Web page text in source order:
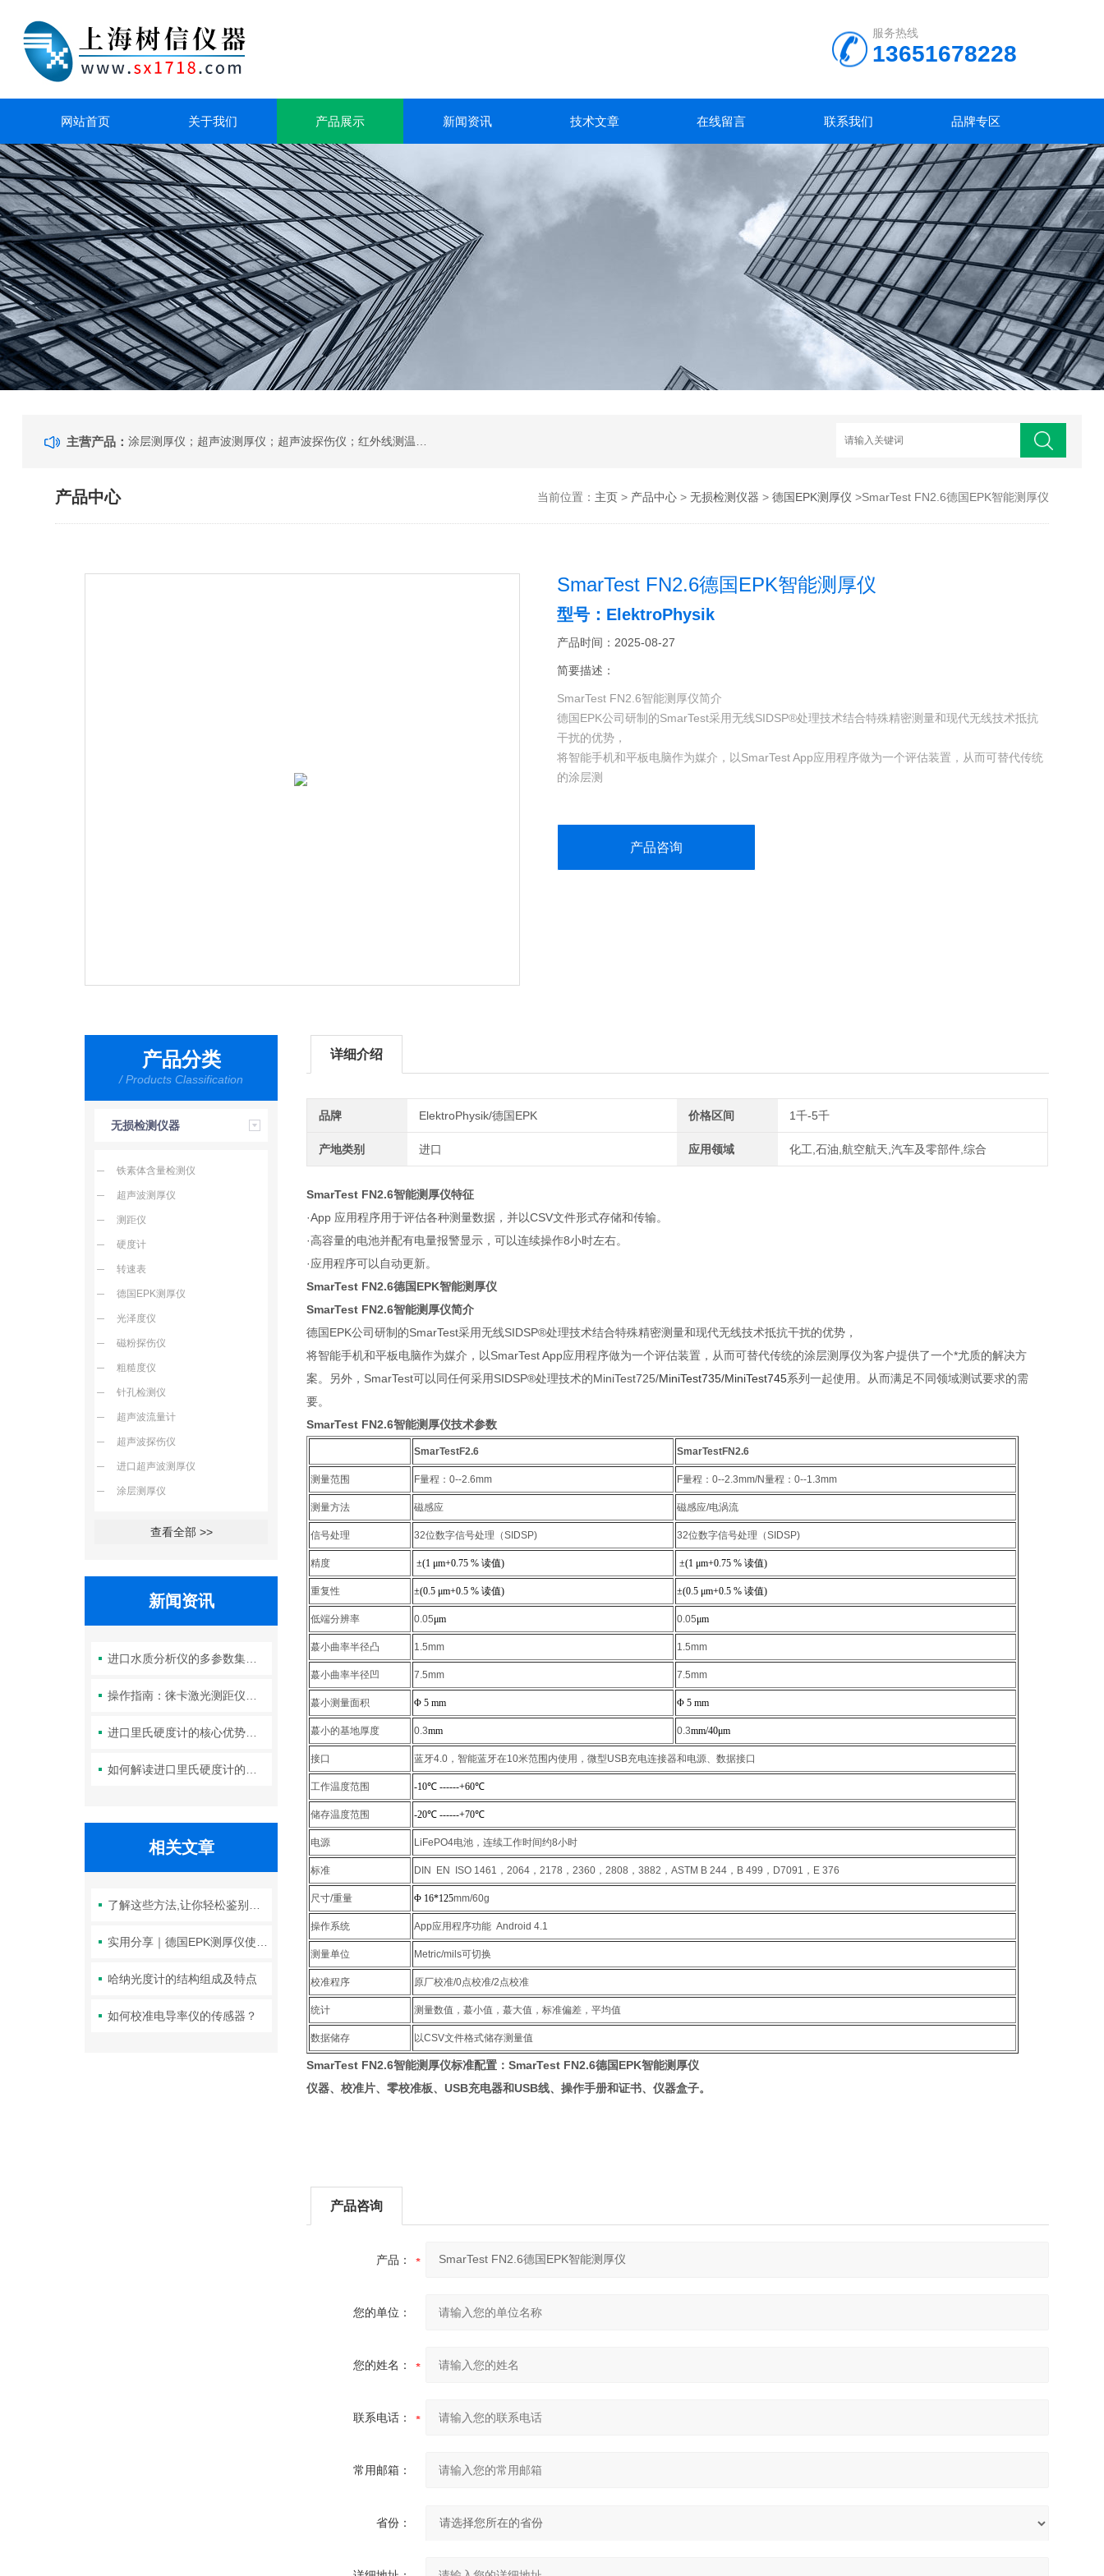
服务热线
13651678228
网站首页 关于我们 产品展示 新闻资讯 技术文章 在线留言 联系我们 品牌专区
主营产品：
产品中心 当前位置： 主页> 产品中心> 无损检测仪器 > 德国EPK测厚仪 >SmarTest FN2.6德国EPK智能测厚仪
SmarTest FN2.6德国EPK智能测厚仪
型号：ElektroPhysik
产品时间：2025-08-27
简要描述：
SmarTest FN2.6智能测厚仪简介
德国EPK公司研制的SmarTest采用无线SIDSP®处理技术结合特殊精密测量和现代无线技术抵抗
干扰的优势，
将智能手机和平板电脑作为媒介，以SmarTest App应用程序做为一个评估装置，从而可替代传统
的涂层测
产品咨询
产品分类
/ Products Classification
无损检测仪器
铁素体含量检测仪
超声波测厚仪
测距仪
硬度计
转速表
德国EPK测厚仪
光泽度仪
磁粉探伤仪
粗糙度仪
针孔检测仪
超声波流量计
超声波探伤仪
进口超声波测厚仪
涂层测厚仪
查看全部 >>
新闻资讯
进口水质分析仪的多参数集成检测技术与系统维护策略
进口里氏硬度计的核心优势：精度、耐用性与多功能性
相关文章
哈纳光度计的结构组成及特点
如何校准电导率仪的传感器？
详细介绍
品牌 ElektroPhysik/德国EPK 价格区间 1千-5千
产地类别 进口 应用领域 化工,石油,航空航天,汽车及零部件,综合
SmarTest FN2.6智能测厚仪特征
·App 应用程序用于评估各种测量数据，并以CSV文件形式存储和传输。
·高容量的电池并配有电量报警显示，可以连续操作8小时左右。
·应用程序可以自动更新。
SmarTest FN2.6德国EPK智能测厚仪
SmarTest FN2.6智能测厚仪简介
德国EPK公司研制的SmarTest采用无线SIDSP®处理技术结合特殊精密测量和现代无线技术抵抗干扰的优势，
将智能手机和平板电脑作为媒介，以SmarTest App应用程序做为一个评估装置，从而可替代传统的涂层测厚仪为客户提供了一个*尤质的解决方
案。另外，SmarTest可以同任何采用SIDSP®处理技术的MiniTest725/MiniTest735/MiniTest745系列一起使用。从而满足不同领域测试要求的需
要。
SmarTest FN2.6智能测厚仪技术参数
SmarTestF2.6 SmarTestFN2.6
测量范围 F量程：0--2.6mm F量程：0--2.3mm/N量程：0--1.3mm
测量方法 磁感应 磁感应/电涡流
信号处理 32位数字信号处理（SIDSP) 32位数字信号处理（SIDSP)
精度 ±(1 μm+0.75 %读值) ±(1 μm+0.75 %读值)
重复性 ±(0.5 μm+0.5 %读值) ±(0.5 μm+0.5 %读值)
低端分辨率 0.05μm 0.05μm
蕞小曲率半径凸 1.5mm 1.5mm
蕞小曲率半径凹 7.5mm 7.5mm
蕞小测量面积 Φ 5 mm Φ 5 mm
蕞小的基地厚度 0.3mm 0.3mm/40μm
接口 蓝牙4.0，智能蓝牙在10米范围内使用，微型USB充电连接器和电源、数据接口
工作温度范围 -10℃ ------+60℃
储存温度范围 -20℃ ------+70℃
电源 LiFePO4电池，连续工作时间约8小时
标准 DIN EN ISO 1461，2064，2178，2360，2808，3882，ASTM B 244，B 499，D7091，E 376
尺寸/重量 Φ 16*125mm/60g
操作系统 App应用程序功能 Android 4.1
测量单位 Metric/mils可切换
校准程序 原厂校准/0点校准/2点校准
统计 测量数值，蕞小值，蕞大值，标准偏差，平均值
数据储存 以CSV文件格式储存测量值
SmarTest FN2.6智能测厚仪标准配置：SmarTest FN2.6德国EPK智能测厚仪
仪器、校准片、零校准板、USB充电器和USB线、操作手册和证书、仪器盒子。
产品咨询
产品：
您的单位：
您的姓名：
联系电话：
常用邮箱：
省份：